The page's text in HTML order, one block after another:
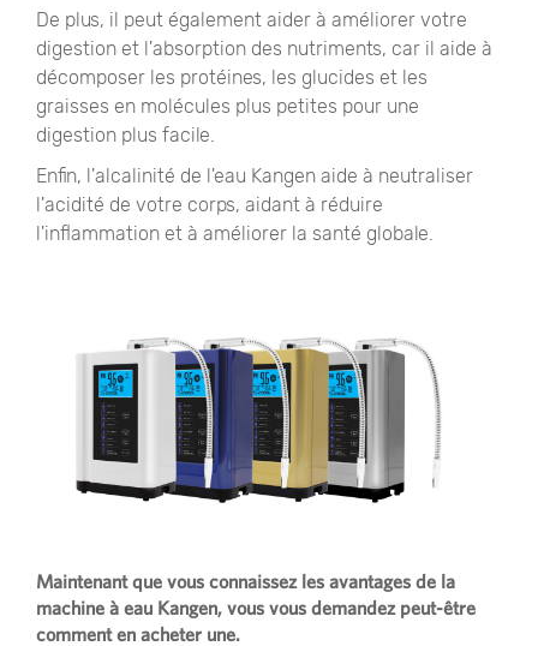
De plus, il peut également aider à améliorer votre
digestion et l'absorption des nutriments, car il aide à
décomposer les protéines, les glucides et les
graisses en molécules plus petites pour une
digestion plus facile.
Enfin, l'alcalinité de l'eau Kangen aide à neutraliser
l'acidité de votre corps, aidant à réduire
l'inflammation et à améliorer la santé globale.
Maintenant que vous connaissez les avantages de la
machine à eau Kangen, vous vous demandez peut-être
comment en acheter une.